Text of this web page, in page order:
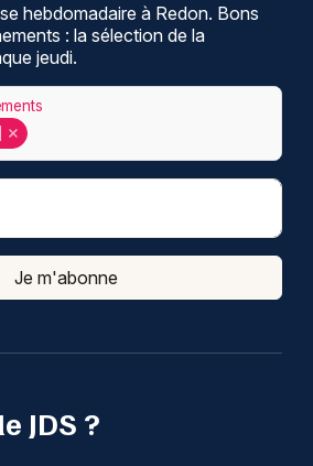
JDS ?
hebdomadaire à Redon. Bons
: la sélection de la
jeudi.
Je m'abonne